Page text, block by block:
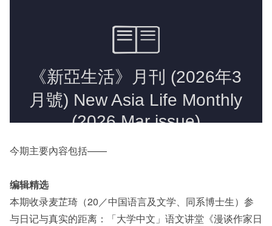
新亚影集
影片库
今期主要內容包括——
编辑精选
本期收录麦芷琦（20／中国语言及文学、同系博士生）参
与日记与真实的距离：「大学中文」语文讲堂《漫谈作家日